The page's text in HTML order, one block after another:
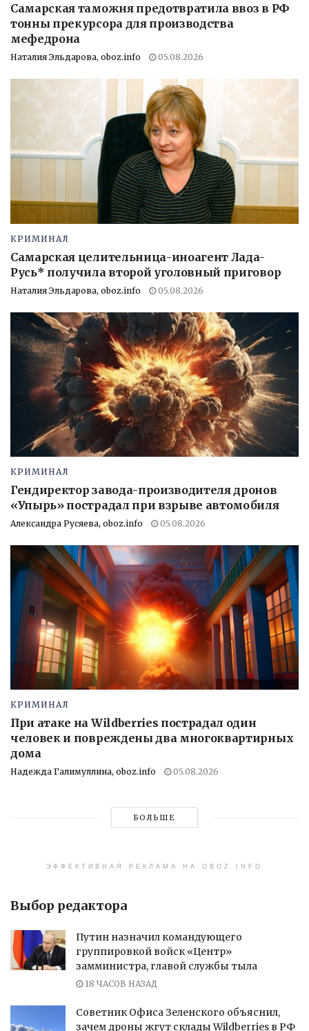
Самарская таможня предотвратила ввоз в РФ
тонны прекурсора для производства
мефедрона
Наталия Эльдарова, oboz.info 05.08.2026
КРИМИНАЛ
Самарская целительница-иноагент Лада-
Русь* получила второй уголовный приговор
Наталия Эльдарова, oboz.info 05.08.2026
КРИМИНАЛ
Гендиректор завода-производителя дронов
«Упырь» пострадал при взрыве автомобиля
Александра Русяева, oboz.info 05.08.2026
КРИМИНАЛ
При атаке на Wildberries пострадал один
человек и повреждены два многоквартирных
дома
Надежда Галимуллина, oboz.info 05.08.2026
БОЛЬШЕ
ЭФФЕКТИВНАЯ РЕКЛАМА НА OBOZ.INFO
Выбор редактора
Путин назначил командующего
группировкой войск «Центр»
замминистра, главой службы тыла
18 ЧАСОВ НАЗАД
Советник Офиса Зеленского объяснил,
зачем дроны жгут склады Wildberries в РФ